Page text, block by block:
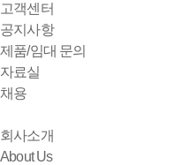
고객센터
공지사항
제품/임대 문의
자료실
채용
회사소개
About Us